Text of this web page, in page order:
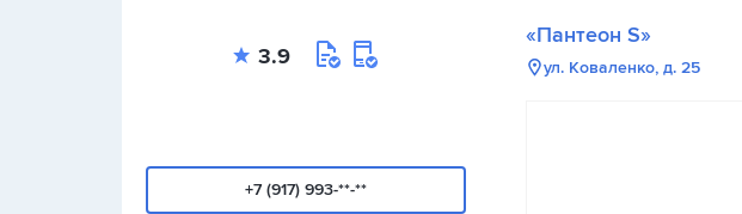
3.9
+7 (917) 993-**-**
«Пантеон S»
ул. Коваленко, д. 25